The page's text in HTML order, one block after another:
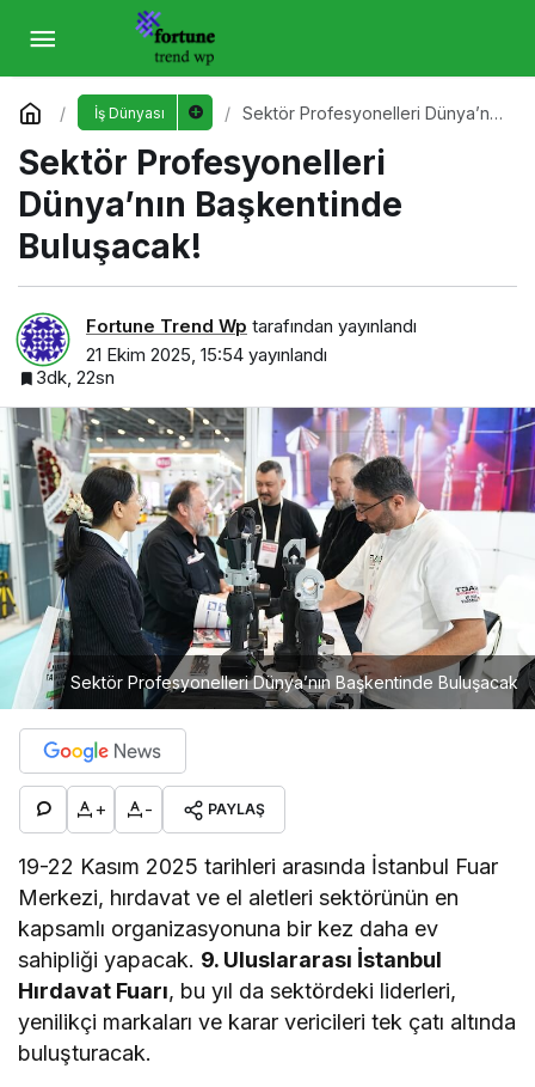
İş Dünyası
Sektör Profesyonelleri Dünya’nın
Sektör Profesyonelleri
Dünya’nın Başkentinde
Buluşacak!
Fortune Trend Wp tarafından yayınlandı
21 Ekim 2025, 15:54 yayınlandı
3dk, 22sn
Sektör Profesyonelleri Dünya’nın Başkentinde Buluşacak
+ - PAYLAŞ
19-22 Kasım 2025 tarihleri arasında İstanbul Fuar
Merkezi, hırdavat ve el aletleri sektörünün en
kapsamlı organizasyonuna bir kez daha ev
sahipliği yapacak. 9. Uluslararası İstanbul
Hırdavat Fuarı, bu yıl da sektördeki liderleri,
yenilikçi markaları ve karar vericileri tek çatı altında
buluşturacak.
Sektör Profesyonelleri Dünya’nın
Başkentinde Buluşacak!
Yorum Yap